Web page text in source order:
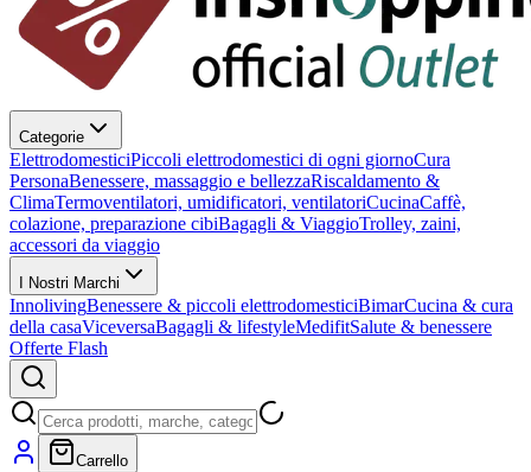
Categorie
ElettrodomesticiPiccoli elettrodomestici di ogni giornoCura
PersonaBenessere, massaggio e bellezzaRiscaldamento &
ClimaTermoventilatori, umidificatori, ventilatoriCucinaCaffè,
colazione, preparazione cibiBagagli & ViaggioTrolley, zaini,
accessori da viaggio
I Nostri Marchi
InnolivingBenessere & piccoli elettrodomesticiBimarCucina & cura
della casaViceversaBagagli & lifestyleMedifitSalute & benessere
Offerte Flash
Carrello